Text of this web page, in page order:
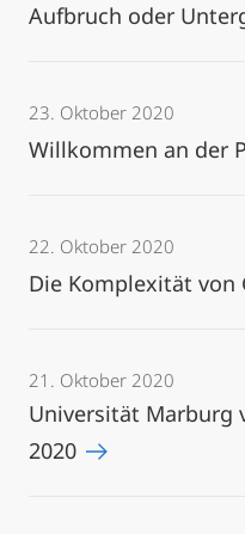
Aufbruch oder
23. Oktober 2020
Willkommen an der
22. Oktober 2020
Die Komplexität von
21. Oktober 2020
Universität Marburg
2020